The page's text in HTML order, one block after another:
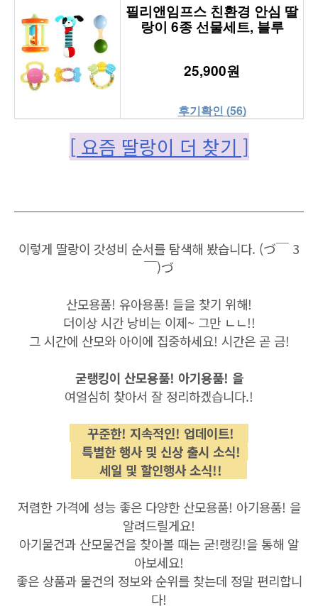
필리앤임프스 친환경 안심 딸
랑이 6종 선물세트, 블루
25,900원
후기확인 (56)
[ 요즘 딸랑이 더 찾기 ]
이렇게 딸랑이 갓성비 순서를 탐색해 봤습니다. (づ￣ 3
￣)づ
산모용품! 유아용품! 들을 찾기 위해!
더이상 시간 낭비는 이제~ 그만 ㄴㄴ!!
그 시간에 산모와 아이에 집중하세요! 시간은 곧 금!
굳랭킹이 산모용품! 아기용품! 을
여얼심히 찾아서 잘 정리하겠습니다.!
꾸준한! 지속적인! 업데이트!
특별한 행사 및 신상 출시 소식!
세일 및 할인행사 소식!!
저렴한 가격에 성능 좋은 다양한 산모용품! 아기용품! 을
알려드릴게요!
아기물건과 산모물건을 찾아볼 때는 굳!랭킹!을 통해 알
아보세요!
좋은 상품과 물건의 정보와 순위를 찾는데 정말 편리합니
다!